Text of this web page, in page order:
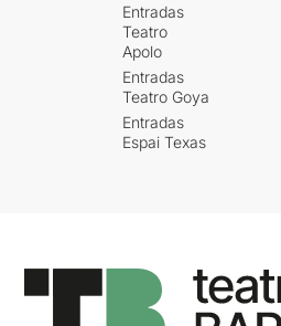
Entradas
Teatro
Apolo
Entradas
Teatro Goya
Entradas
Espai Texas